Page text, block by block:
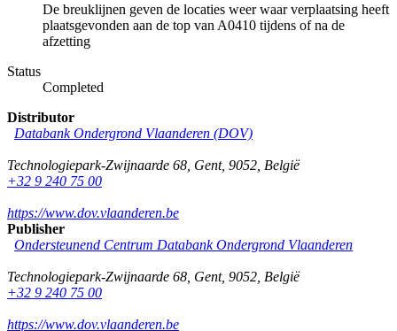
De breuklijnen geven de locaties weer waar verplaatsing heeft
plaatsgevonden aan de top van A0410 tijdens of na de
afzetting
Status
Completed
Distributor
Databank Ondergrond Vlaanderen (DOV)
Technologiepark-Zwijnaarde 68 Gent, 9052 België
+32 9 240 75 00
https://www.dov.vlaanderen.be
Publisher
Ondersteunend Centrum Databank Ondergrond Vlaanderen
Technologiepark-Zwijnaarde 68 Gent, 9052 België
+32 9 240 75 00
https://www.dov.vlaanderen.be